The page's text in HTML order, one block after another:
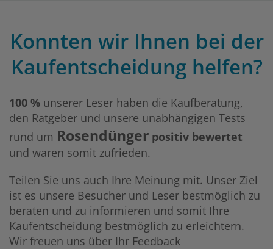
Konnten wir Ihnen bei der
Kaufentscheidung helfen?
100 % unserer Leser haben die Kaufberatung,
den Ratgeber und unsere unabhängigen Tests
rund um Rosendünger positiv bewertet
und waren somit zufrieden.
Teilen Sie uns auch Ihre Meinung mit. Unser Ziel
ist es unsere Besucher und Leser bestmöglich zu
beraten und zu informieren und somit Ihre
Kaufentscheidung bestmöglich zu erleichtern.
Wir freuen uns über Ihr Feedback